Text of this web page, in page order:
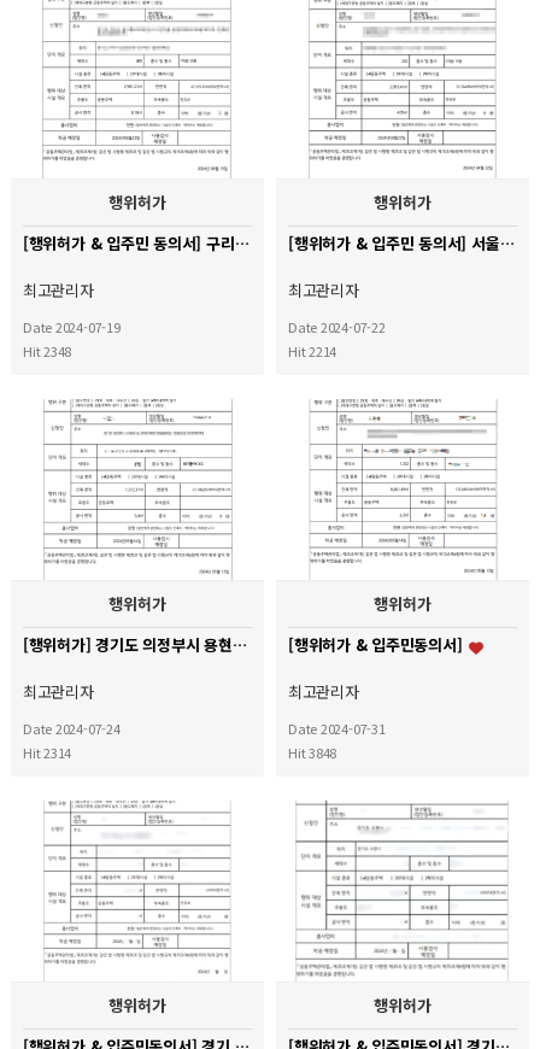
행위허가
[행위허가 & 입주민 동의서] 구리시 인창동 동양아파트
최고관리자
Date 2024-07-19
Hit 2348
행위허가
[행위허가 & 입주민 동의서] 서울시 용산구 삼성리버빌 아파트
최고관리자
Date 2024-07-22
Hit 2214
행위허가
[행위허가] 경기도 의정부시 용현동 현대 1차 아파트
최고관리자
Date 2024-07-24
Hit 2314
행위허가
[행위허가 & 입주민동의서]
최고관리자
Date 2024-07-31
Hit 3848
행위허가
행위허가